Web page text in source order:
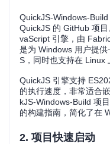
QuickJS-Windows-
QuickJS 的 GitHub 项
vaScript 引擎，由
是为 Windows 用户提
S，同时也支持在 Linux
QuickJS 引擎支持
的执行速度，非常适合
kJS-Windows-Build 项
的构建指南，简化了在
2. 项目快速启动